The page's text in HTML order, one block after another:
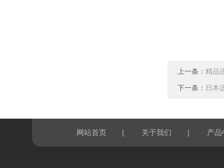
上一条： 精品
下一条： 日本
网站首页 | 关于我们 | 产品